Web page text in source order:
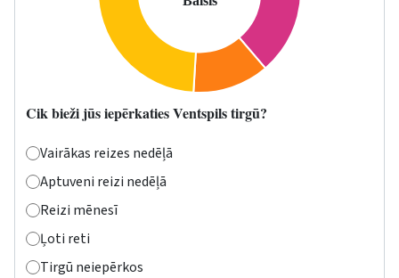
Cik bieži jūs iepērkaties Ventspils tirgū?
Vairākas reizes nedēļā
Aptuveni reizi nedēļā
Reizi mēnesī
Ļoti reti
Tirgū neiepērkos